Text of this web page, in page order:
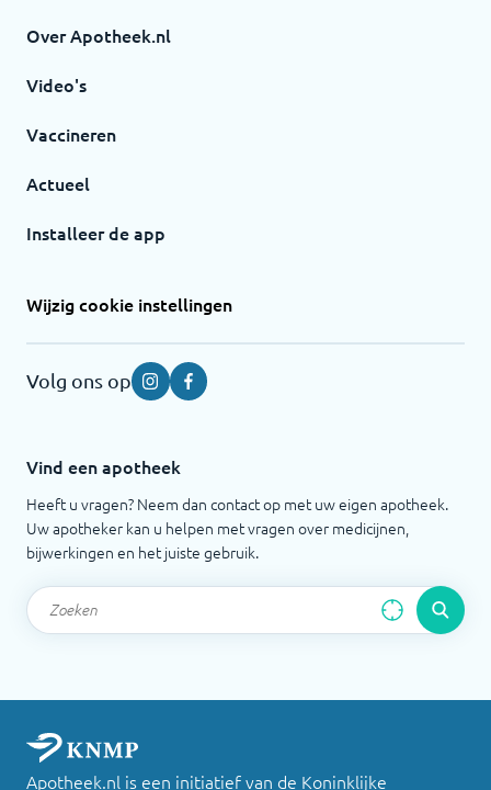
Over Apotheek.nl
Video's
Vaccineren
Actueel
Installeer de app
Wijzig cookie instellingen
Volg ons op InstagramFacebook
Vind een apotheek
Heeft u vragen? Neem dan contact op met uw eigen apotheek.
Uw apotheker kan u helpen met vragen over medicijnen,
bijwerkingen en het juiste gebruik.
Apotheek.nl is een initiatief van de Koninklijke